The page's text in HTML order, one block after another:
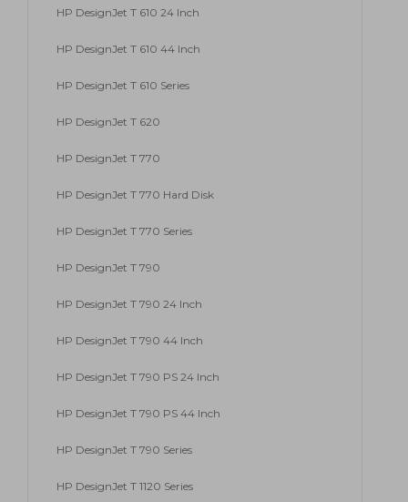
HP DesignJet T 610 24 Inch
HP DesignJet T 610 44 Inch
HP DesignJet T 610 Series
HP DesignJet T 620
HP DesignJet T 770
HP DesignJet T 770 Hard Disk
HP DesignJet T 770 Series
HP DesignJet T 790
HP DesignJet T 790 24 Inch
HP DesignJet T 790 44 Inch
HP DesignJet T 790 PS 24 Inch
HP DesignJet T 790 PS 44 Inch
HP DesignJet T 790 Series
HP DesignJet T 1120 Series